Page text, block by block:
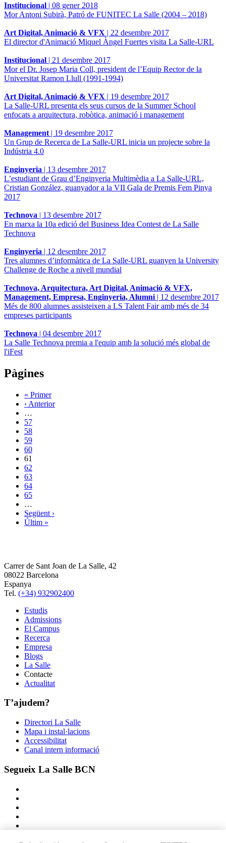
Institucional | 08 gener 2018
Mor Antoni Subirà, Patró de FUNITEC La Salle (2004 – 2018)
Art Digital, Animació & VFX | 22 desembre 2017
El director d'Animació Miquel Àngel Fuertes visita La Salle-URL
Institucional | 21 desembre 2017
Mor el Dr. Josep Maria Coll, president de l’Equip Rector de la
Universitat Ramon Llull (1991-1994)
Art Digital, Animació & VFX | 19 desembre 2017
La Salle-URL presenta els seus cursos de la Summer School
enfocats a arquitectura, robòtica, animació i management
Management | 19 desembre 2017
Un Grup de Recerca de La Salle-URL inicia un projecte sobre la
Indústria 4.0
Enginyeria | 13 desembre 2017
L’estudiant de Grau d’Enginyeria Multimèdia a La Salle-URL,
Cristian González, guanyador a la VII Gala de Premis Fem Pinya
2017
Technova | 13 desembre 2017
En marxa la 10a edició del Business Idea Contest de La Salle
Technova
Enginyeria | 12 desembre 2017
Tres alumnes d’informàtica de La Salle-URL guanyen la University
Challenge de Roche a nivell mundial
Technova, Arquitectura, Art Digital, Animació & VFX,
Management, Empresa, Enginyeria, Alumni | 12 desembre 2017
Més de 800 alumnes assisteixen a LS Talent Fair amb més de 34
empreses participants
Technova | 04 desembre 2017
La Salle Technova premia a l'equip amb la solució més global de
l'iFest
Pàgines
« Primer
‹ Anterior
…
57
58
59
60
61
62
63
64
65
…
Següent ›
Últim »
Carrer de Sant Joan de La Salle, 42
08022 Barcelona
Espanya
Tel. (+34) 932902400
Estudis
Admissions
El Campus
Recerca
Empresa
Blogs
La Salle
Contacte
Actualitat
T’ajudem?
Directori La Salle
Mapa i instal·lacions
Accessibilitat
Canal intern informació
Segueix La Salle BCN